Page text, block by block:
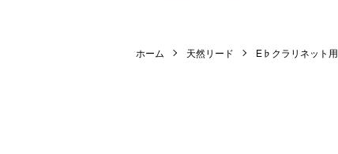
ホーム 天然リード E♭クラリネット用